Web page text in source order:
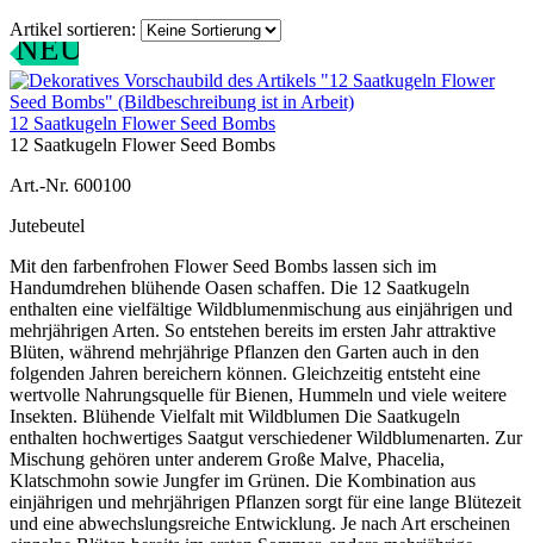
Artikel sortieren:
NEU
12 Saatkugeln Flower Seed Bombs
12 Saatkugeln Flower Seed Bombs
Art.-Nr. 600100
Jutebeutel
Mit den farbenfrohen Flower Seed Bombs lassen sich im
Handumdrehen blühende Oasen schaffen. Die 12 Saatkugeln
enthalten eine vielfältige Wildblumenmischung aus einjährigen und
mehrjährigen Arten. So entstehen bereits im ersten Jahr attraktive
Blüten, während mehrjährige Pflanzen den Garten auch in den
folgenden Jahren bereichern können. Gleichzeitig entsteht eine
wertvolle Nahrungsquelle für Bienen, Hummeln und viele weitere
Insekten. Blühende Vielfalt mit Wildblumen Die Saatkugeln
enthalten hochwertiges Saatgut verschiedener Wildblumenarten. Zur
Mischung gehören unter anderem Große Malve, Phacelia,
Klatschmohn sowie Jungfer im Grünen. Die Kombination aus
einjährigen und mehrjährigen Pflanzen sorgt für eine lange Blütezeit
und eine abwechslungsreiche Entwicklung. Je nach Art erscheinen